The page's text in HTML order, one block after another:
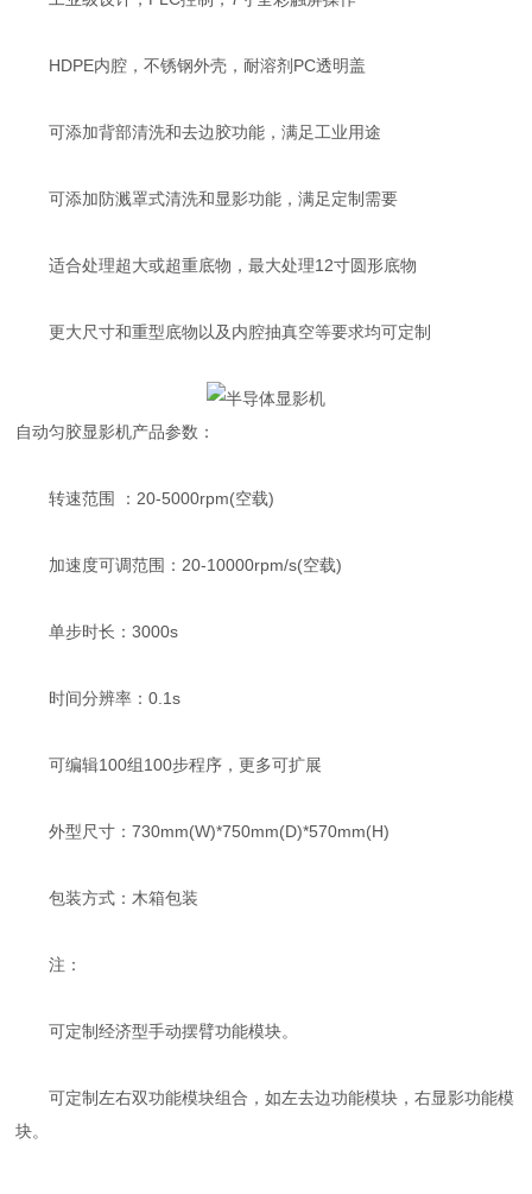
HDPE内腔，不锈钢外壳，耐溶剂PC透明盖
可添加背部清洗和去边胶功能，满足工业用途
可添加防溅罩式清洗和显影功能，满足定制需要
适合处理超大或超重底物，最大处理12寸圆形底物
更大尺寸和重型底物以及内腔抽真空等要求均可定制
自动匀胶显影机产品参数：
转速范围 ：20-5000rpm(空载)
加速度可调范围：20-10000rpm/s(空载)
单步时长：3000s
时间分辨率：0.1s
可编辑100组100步程序，更多可扩展
外型尺寸：730mm(W)*750mm(D)*570mm(H)
包装方式：木箱包装
注：
可定制经济型手动摆臂功能模块。
可定制左右双功能模块组合，如左去边功能模块，右显影功能模
块。